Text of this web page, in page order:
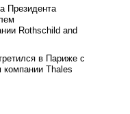
Президента
Rothschild and
в Париже с
компании Thales